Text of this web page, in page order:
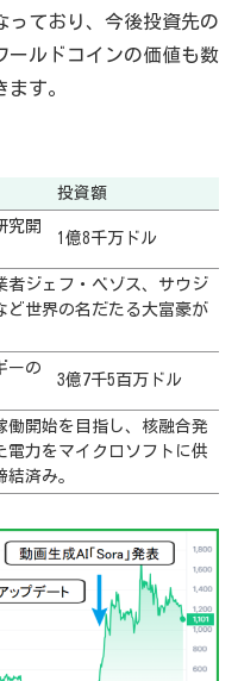
っており、今後投資先の
ールドコインの価値も数
す。
投資額
究開
1億8千万ドル
者ジェフ・ベゾス、サウジ
ど世界の名だたる大富豪が
ーの
3億7千5百万ドル
働開始を目指し、核融合発
電力をマイクロソフトに供
済み。